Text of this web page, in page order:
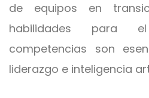
de equipos en
habilidades para
competencias son
liderazgo e inteligencia